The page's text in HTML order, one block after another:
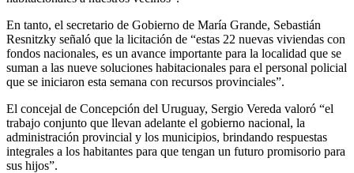
En tanto, el secretario de Gobierno de María Grande, Sebastián
Resnitzky señaló que la licitación de “estas 22 nuevas viviendas con
fondos nacionales, es un avance importante para la localidad que se
suman a las nueve soluciones habitacionales para el personal policial
que se iniciaron esta semana con recursos provinciales”.
El concejal de Concepción del Uruguay, Sergio Vereda valoró “el
trabajo conjunto que llevan adelante el gobierno nacional, la
administración provincial y los municipios, brindando respuestas
integrales a los habitantes para que tengan un futuro promisorio para
sus hijos”.